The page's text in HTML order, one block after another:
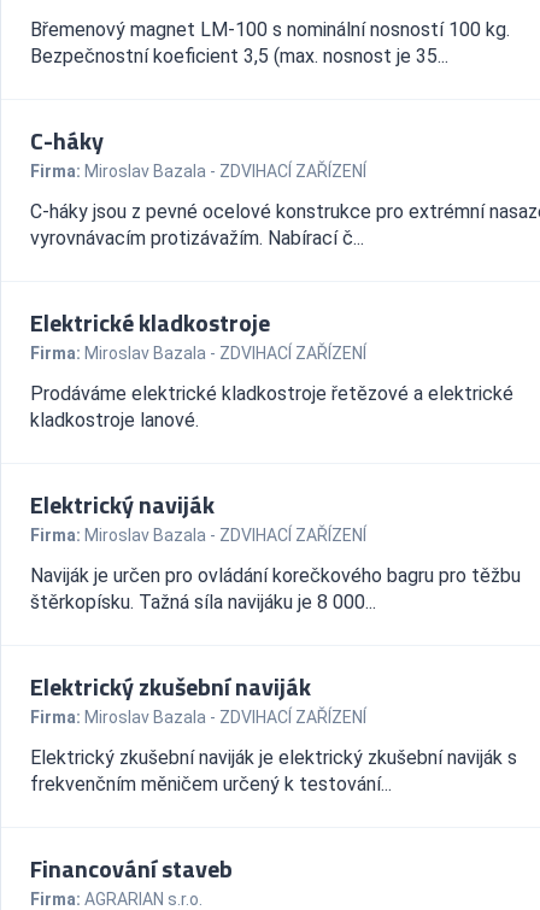
Břemenový magnet LM-100 s nominální nosností 100 kg.
Bezpečnostní koeficient 3,5 (max. nosnost je 35...
C-háky
Firma: Miroslav Bazala - ZDVIHACÍ ZAŘÍZENÍ
C-háky jsou z pevné ocelové konstrukce pro extrémní
vyrovnávacím protizávažím. Nabírací č...
Elektrické kladkostroje
Firma: Miroslav Bazala - ZDVIHACÍ ZAŘÍZENÍ
Prodáváme elektrické kladkostroje řetězové a elektrické
kladkostroje lanové.
Elektrický naviják
Firma: Miroslav Bazala - ZDVIHACÍ ZAŘÍZENÍ
Naviják je určen pro ovládání korečkového bagru pro těžbu
štěrkopísku. Tažná síla navijáku je 8 000...
Elektrický zkušební naviják
Firma: Miroslav Bazala - ZDVIHACÍ ZAŘÍZENÍ
Elektrický zkušební naviják je elektrický zkušební naviják s
frekvenčním měničem určený k testování...
Financování staveb
Firma: AGRARIAN s.r.o.